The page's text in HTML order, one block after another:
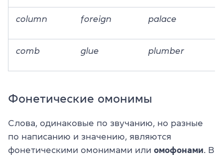
column foreign palace
comb glue plumber
Фонетические омонимы
Слова, одинаковые по звучанию, но разные
по написанию и значению, являются
фонетическими омонимами или омофонами . В